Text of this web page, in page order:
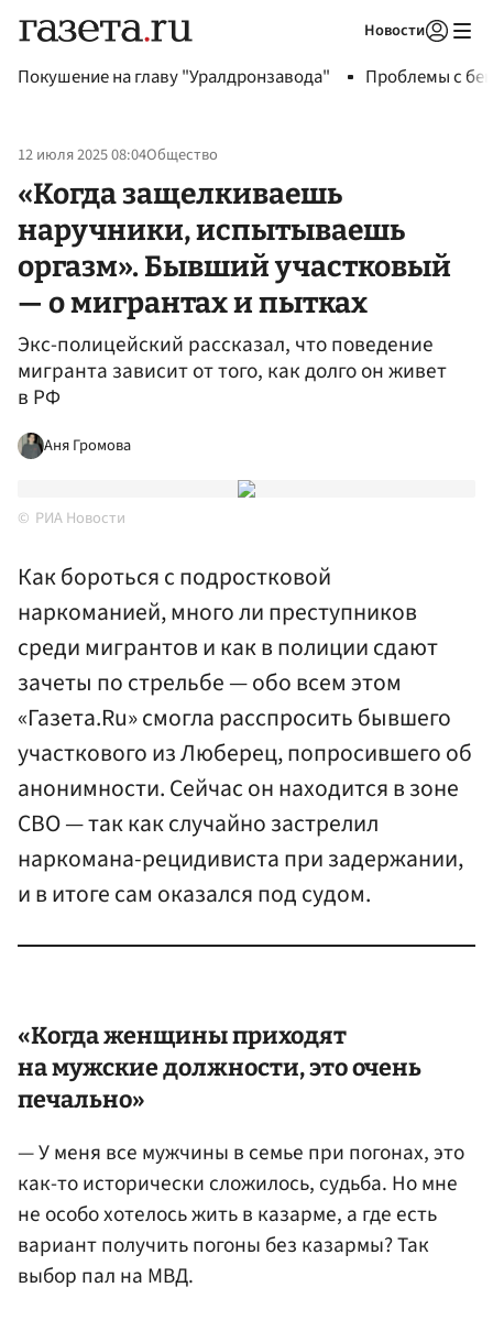
Новости
Покушение на главу "Уралдронзавода" Проблемы с
12 июля 2025 08:04Общество
«Когда защелкиваешь
наручники, испытываешь
оргазм». Бывший участковый
— о мигрантах и пытках
Экс-полицейский рассказал, что поведение
мигранта зависит от того, как долго он живет
в РФ
Аня Громова
РИА Новости
Как бороться с подростковой
наркоманией, много ли преступников
среди мигрантов и как в полиции сдают
зачеты по стрельбе — обо всем этом
«Газета.Ru» смогла расспросить бывшего
участкового из Люберец, попросившего об
анонимности. Сейчас он находится в зоне
СВО — так как случайно застрелил
наркомана-рецидивиста при задержании,
и в итоге сам оказался под судом.
«Когда женщины приходят
на мужские должности, это очень
печально»
— У меня все мужчины в семье при погонах, это
как-то исторически сложилось, судьба. Но мне
не особо хотелось жить в казарме, а где есть
вариант получить погоны без казармы? Так
выбор пал на МВД.